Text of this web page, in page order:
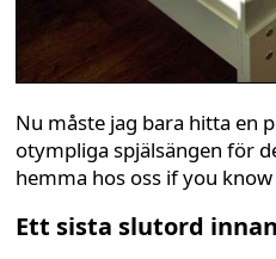
Nu måste jag bara hitta en
otympliga spjälsängen för
hemma hos oss if you
Ett sista slutord